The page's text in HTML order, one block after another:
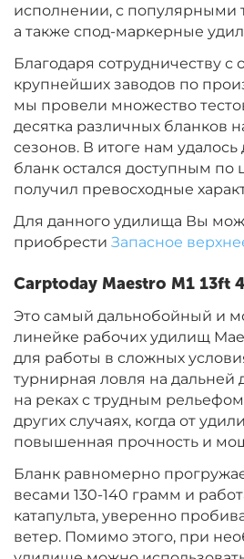
исполнении, с популярными
а также спод-маркерные
Благодаря сотрудничеству с
крупнейших заводов по
мы провели множество
десятка различных бланков
сезонов. В итоге нам удалось
бланк остался доступным по
получил превосходные
Для данного удилища Вы
приобрести Запасное
Carptoday Maestro M1 13ft
Это самый дальнобойный и
линейке рабочих удилищ
для работы в сложных
турнирная ловля на дальней
на реках с трудным
других случаях, когда от
повышенная прочность и
Бланк равномерно
весами 130-140 грамм и
катапульта, уверенно
ветер. Помимо этого, при